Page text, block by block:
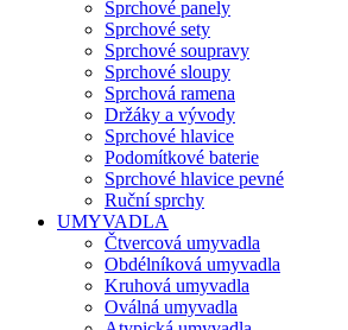
Sprchové panely
Sprchové sety
Sprchové soupravy
Sprchové sloupy
Sprchová ramena
Držáky a vývody
Sprchové hlavice
Podomítkové baterie
Sprchové hlavice pevné
Ruční sprchy
UMYVADLA
Čtvercová umyvadla
Obdélníková umyvadla
Kruhová umyvadla
Oválná umyvadla